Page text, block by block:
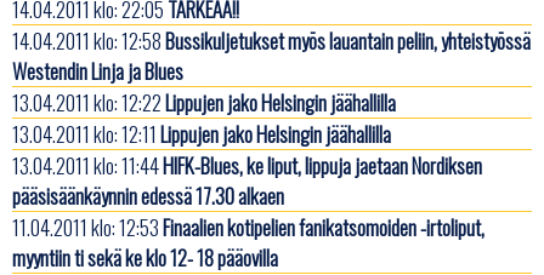
14.04.2011 klo: 22:05 TÄRKEÄÄ!!
14.04.2011 klo: 12:58Bussikuljetukset myös lauantain peliin, yhteistyössä
Westendin Linja ja Blues
13.04.2011 klo: 12:22Lippujen jako Helsingin jäähallilla
13.04.2011 klo: 12:11 Lippujen jako Helsingin jäähallilla
13.04.2011 klo: 11:44HIFK-Blues, ke liput, lippuja jaetaan Nordiksen
pääsisäänkäynnin edessä 17.30 alkaen
11.04.2011 klo: 12:53Finaalien kotipelien fanikatsomoiden -irtoliput,
myyntiin ti sekä ke klo 12- 18 pääovilla